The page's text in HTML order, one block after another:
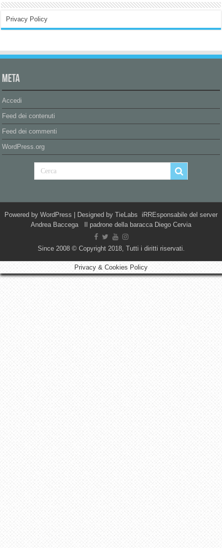
Privacy Policy
Meta
Accedi
Feed dei contenuti
Feed dei commenti
WordPress.org
Powered by WordPress | Designed by TieLabs iRREsponsabile del server
Andrea Baccega Il padrone della baracca Diego Cervia
Since 2008 © Copyright 2018, Tutti i diritti riservati.
Privacy & Cookies Policy